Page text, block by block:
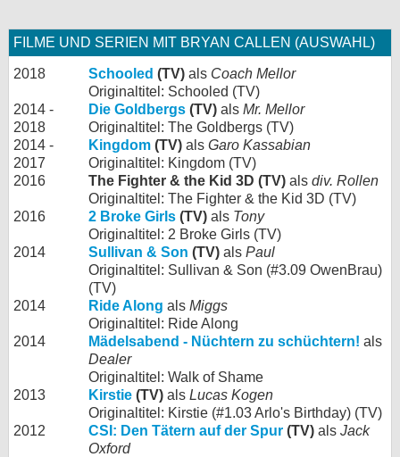
FILME UND SERIEN MIT BRYAN CALLEN (AUSWAHL)
2018 Schooled (TV) als Coach Mellor
Originaltitel: Schooled (TV)
2014 -
2018
Die Goldbergs (TV) als Mr. Mellor
Originaltitel: The Goldbergs (TV)
2014 -
2017
Kingdom (TV) als Garo Kassabian
Originaltitel: Kingdom (TV)
2016
The Fighter & the Kid 3D (TV) als div. Rollen
Originaltitel: The Fighter & the Kid 3D (TV)
2016
2 Broke Girls (TV) als Tony
Originaltitel: 2 Broke Girls (TV)
2014
Sullivan & Son (TV) als Paul
Originaltitel: Sullivan & Son (#3.09 OwenBrau)
(TV)
2014
Ride Along als Miggs
Originaltitel: Ride Along
2014
Mädelsabend - Nüchtern zu schüchtern! als
Dealer
Originaltitel: Walk of Shame
2013
Kirstie (TV) als Lucas Kogen
Originaltitel: Kirstie (#1.03 Arlo's Birthday) (TV)
2012
CSI: Den Tätern auf der Spur (TV) als Jack
Oxford